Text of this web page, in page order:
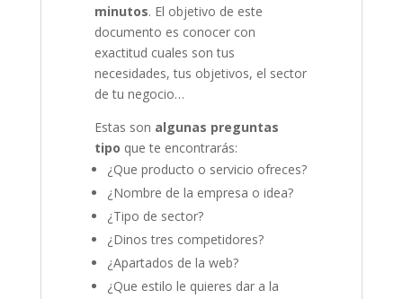
minutos. El objetivo de este
documento es conocer con
exactitud cuales son tus
necesidades, tus objetivos, el sector
de tu negocio…
Estas son algunas preguntas
tipo que te encontrarás:
¿Que producto o servicio ofreces?
¿Nombre de la empresa o idea?
¿Tipo de sector?
¿Dinos tres competidores?
¿Apartados de la web?
¿Que estilo le quieres dar a la